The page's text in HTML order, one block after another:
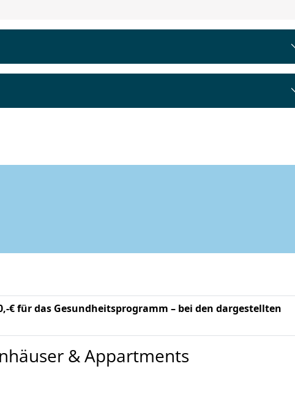
€ für das Gesundheitsprogramm – bei den dargestellten
& Appartments